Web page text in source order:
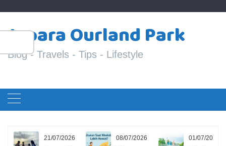
content
Jepara Ourland Park
Blog - Travels - Tips - Lifestyle
08/07/2026 01/07/2026 29/06/2026